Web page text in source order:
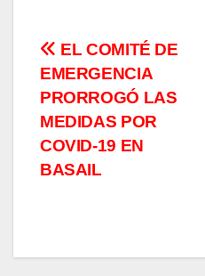
Navegación
de
entradas
EL COMITÉ DE
EMERGENCIA
PRORROGÓ LAS
MEDIDAS POR
COVID-19 EN
BASAIL